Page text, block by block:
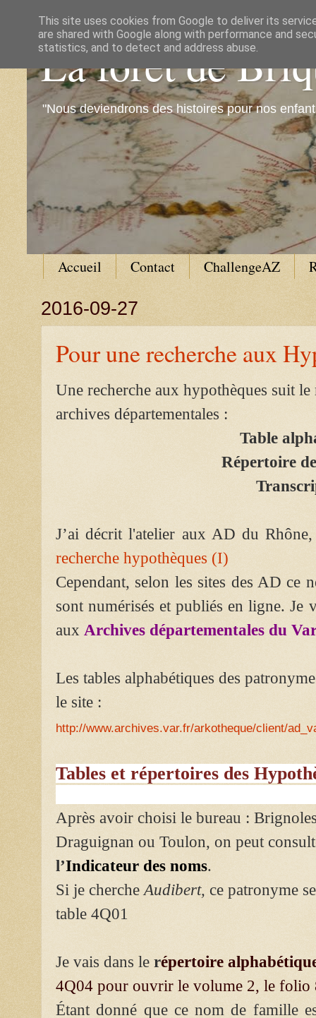
La forêt de
"Nous deviendrons des histoires pour nos
Accueil Contact ChallengeAZ
2016-09-27
Pour une recherche aux
Une recherche aux hypothèques suit le
archives départementales :
Table
Répertoire
J’ai décrit l'atelier aux AD du
recherche hypothèques (I)
Cependant, selon les sites des AD ce
sont numérisés et publiés en ligne. Je
aux Archives départementales du
Les tables alphabétiques des
le site :
http://www.archives.var.fr/arkotheque/client/
Tables et répertoires des
Après avoir choisi le bureau :
Draguignan ou Toulon, on peut
l’Indicateur des noms.
Si je cherche Audibert, ce patronyme
table 4Q01
Je vais dans le répertoire
4Q04 pour ouvrir le volume 2, le folio
Étant donné que ce nom de famille
This site uses cookies from Google to deliver its
are shared with Google along with performance and
statistics, and to detect and address abuse.